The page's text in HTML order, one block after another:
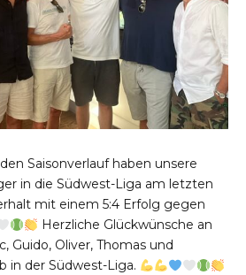
Saisonverlauf haben unsere
in die Südwest-Liga am letzten
mit einem 5:4 Erfolg gegen
Herzliche Glückwünsche an
Guido, Oliver, Thomas und
in der Südwest-Liga.